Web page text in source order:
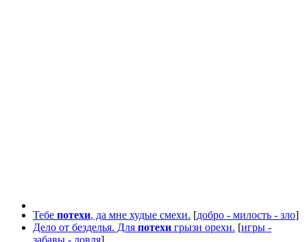
Тебе потехи, да мне худые смехи. [добро - милость - зло]
Дело от безделья. Для потехи грызи орехи. [игры -
забавы - ловля]